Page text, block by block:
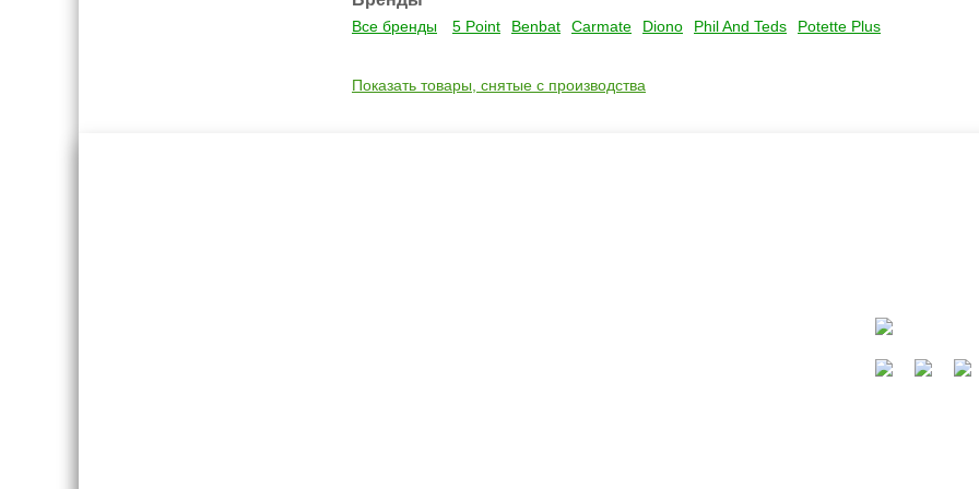
Все бренды 5 Point Benbat Carmate Diono Phil And Teds Potette Plus
Показать товары, снятые с производства